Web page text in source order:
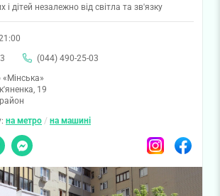
дітей незалежно від світла та зв'язку
(044) 490-25-03
«Мінська»
19
на метро / на машині
Messenger InstagramFacebook